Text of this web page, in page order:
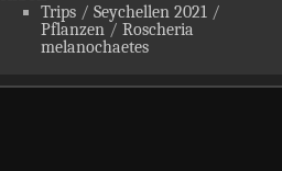
Trips/ Seychellen 2021/
Pflanzen/ Roscheria
melanochaetes